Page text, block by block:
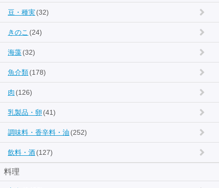
豆・種実(32)
きのこ (24)
海藻(32)
魚介類(178)
肉 (126)
乳製品・卵 (41)
調味料・香辛料・油 (252)
飲料・酒(127)
料理